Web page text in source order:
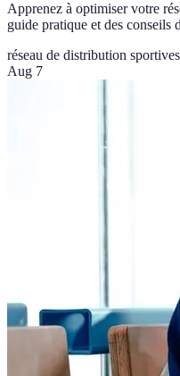
Apprenez à optimiser votre
guide pratique et des conseils
réseau de distribution sportive
Aug 7